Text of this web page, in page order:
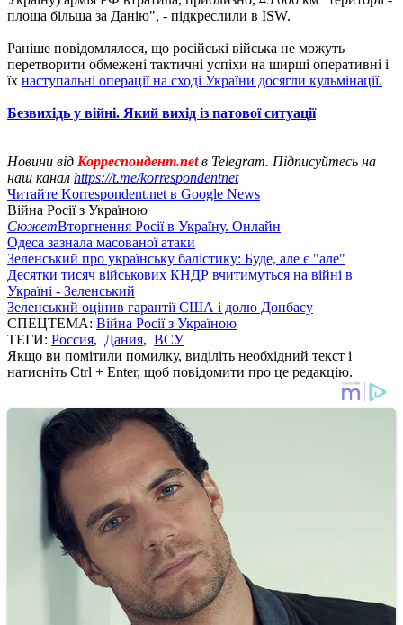
площа більша за Данію", - підкреслили в ISW.
Раніше повідомлялося, що російські війська не можуть
перетворити обмежені тактичні успіхи на ширші оперативні і
їх наступальні операції на сході України досягли кульмінації.
Безвихідь у війні. Який вихід із патової ситуації
Новини від Корреспондент.netв Telegram. Підписуйтесь на
наш канал https://t.me/korrespondentnet
Читайте Korrespondent.net в Google News
Війна Росії з Україною
СюжетВторгнення Росії в Україну. Онлайн
Одеса зазнала масованої атаки
Зеленський про українську балістику: Буде, але є "але"
Десятки тисяч військових КНДР вчитимуться на війні в
Україні - Зеленський
Зеленський оцінив гарантії США і долю Донбасу
СПЕЦТЕМА: Війна Росії з Україною
ТЕГИ: Россия, Дания, ВСУ
Якщо ви помітили помилку, виділіть необхідний текст і
натисніть Ctrl + Enter, щоб повідомити про це редакцію.